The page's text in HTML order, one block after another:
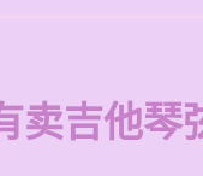
卖吉他琴